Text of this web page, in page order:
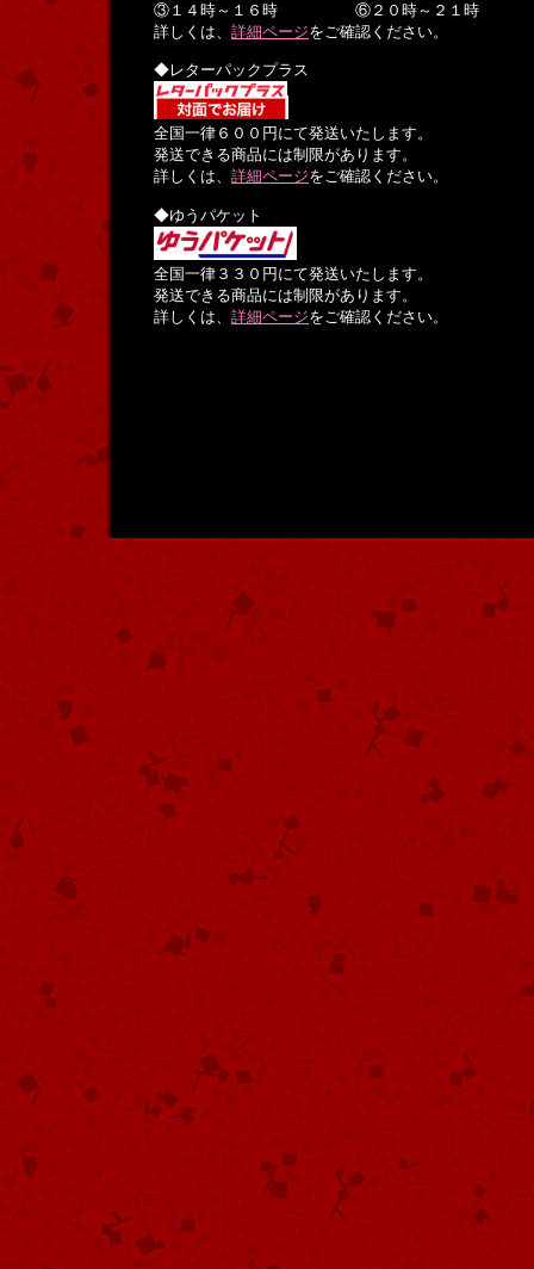
③１４時～１６時 ⑥２０時～２１時
詳しくは、 詳細ページをご確認ください。
◆レターパックプラス
全国一律６００円にて発送いたします。
発送できる商品には制限があります。
詳しくは、 詳細ページをご確認ください。
◆ゆうパケット
全国一律３３０円にて発送いたします。
発送できる商品には制限があります。
詳しくは、 詳細ページをご確認ください。